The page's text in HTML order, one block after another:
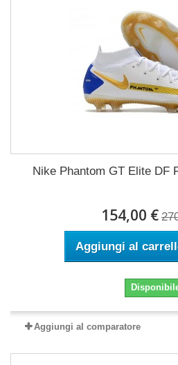
Nike Phantom GT Elite DF
154,00 €
Aggiungi al
Aggiungi al comparatore